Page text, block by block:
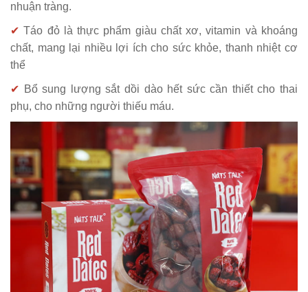
nhuận tràng.
✔ Táo đỏ là thực phẩm giàu chất xơ, vitamin và khoáng
chất, mang lại nhiều lợi ích cho sức khỏe, thanh nhiệt cơ
thể
✔ Bổ sung lượng sắt dồi dào hết sức cần thiết cho thai
phụ, cho những người thiếu máu.